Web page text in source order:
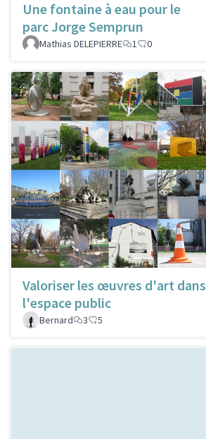
Une fontaine à eau pour le
parc Jorge Semprun
Mathias DELEPIERRE
1 0
Valoriser les œuvres d'art dans
l'espace public
Bernard
3 5